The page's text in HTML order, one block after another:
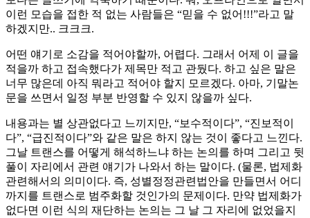
이런 모습을 접한 적 없는 사람들은 “믿을 수 없어!!!”라고 말
하겠지만.. 크크크.
어떤 얘기로 소감을 적어야할까, 어렵다. 그래서 어제 이 글을
적을까 하고 접속했다가 제목만 적고 관뒀다. 하고 싶은 말은
너무 많은데 아직 뭐라고 적어야 할지 모르겠다. 아마, 기말논
문을 쓰면서 일정 부분 반영할 수 있지 않을까 싶다.
내용과는 별 상관없다고 느끼지만, “보수적이다”, “진보적이
다”, “급진적이다”와 같은 말은 하지 않는 것이 좋다고 느낀다.
그날 트랜스를 어떻게 해석하느냐 하는 논의를 하며 그리고 뒷
풀이 자리에서 관련 얘기가 나와서 하는 말이다. (물론, 법제화
관련해서의 의미이다. 즉, 성별정정관련법안을 만들면서 어디
까지를 트랜스로 범주화할 것인가의 문제이다. 만약 법제화가
없다면 이런 식의 재단하는 논의는 그 날 그 자리에 없었을지